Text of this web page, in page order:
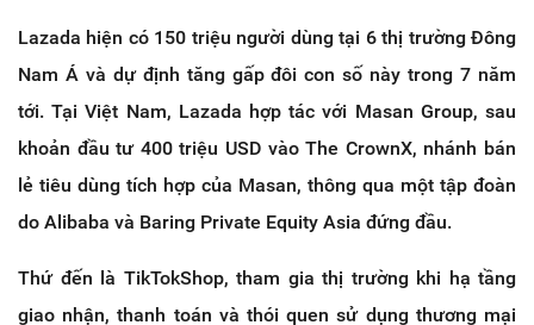
Lazada hiện có 150 triệu người dùng tại 6 thị trường Đông
Nam Á và dự định tăng gấp đôi con số này trong 7 năm
tới. Tại Việt Nam, Lazada hợp tác với Masan Group, sau
khoản đầu tư 400 triệu USD vào The CrownX, nhánh bán
lẻ tiêu dùng tích hợp của Masan, thông qua một tập đoàn
do Alibaba và Baring Private Equity Asia đứng đầu.
Thứ đến là TikTokShop, tham gia thị trường khi hạ tầng
giao nhận, thanh toán và thói quen sử dụng thương mại